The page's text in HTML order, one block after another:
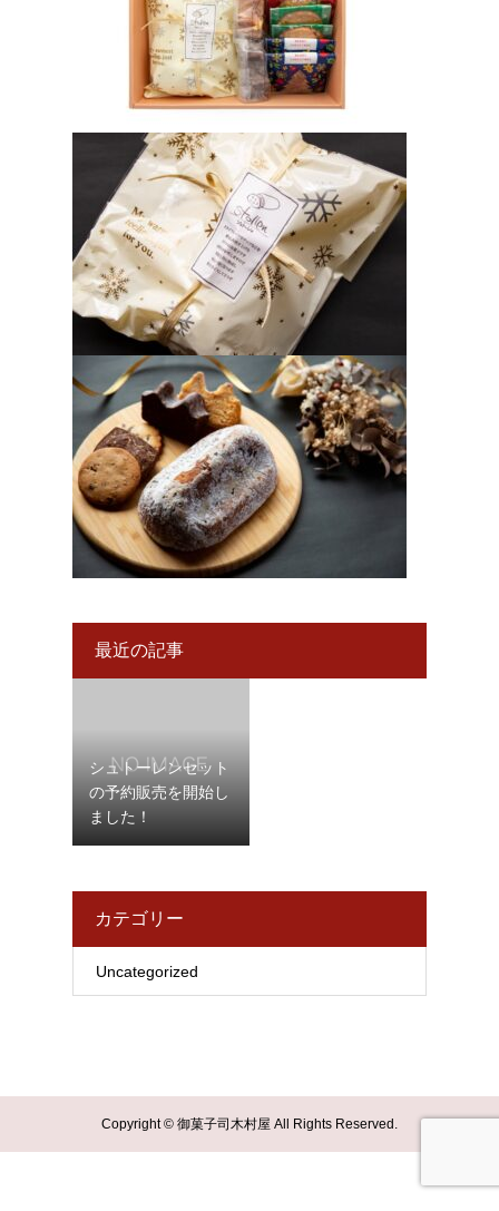
最近の記事
シュトーレンセット
の予約販売を開始し
ました！
カテゴリー
Uncategorized
Copyright © 御菓子司木村屋 All Rights Reserved.